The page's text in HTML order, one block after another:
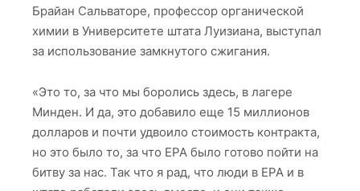
Брайан Сальваторе, профессор органической
химии в Университете штата Луизиана, выступал
за использование замкнутого сжигания.
«Это то, за что мы боролись здесь, в лагере
Минден. И да, это добавило еще 15 миллионов
долларов и почти удвоило стоимость контракта,
но это было то, за что EPA было готово пойти на
битву за нас. Так что я рад, что люди в EPA и в